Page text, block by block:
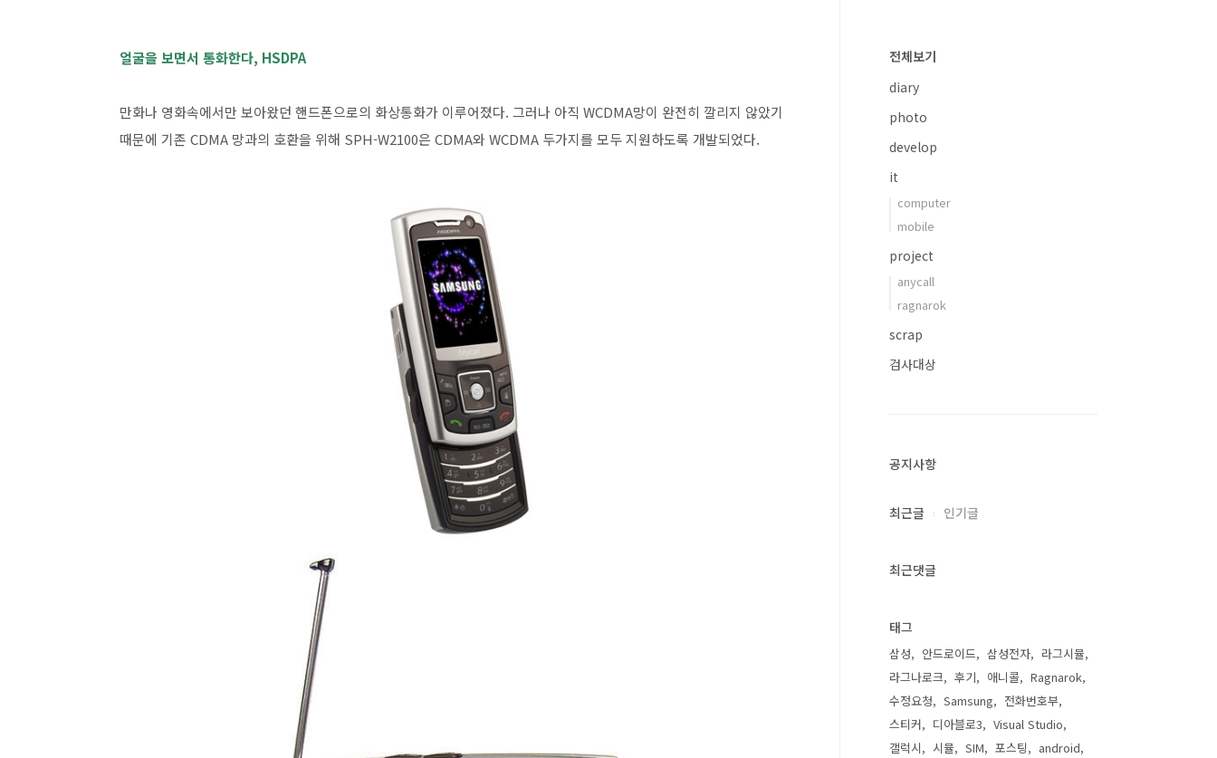
얼굴을 보면서 통화한다, HSDPA
만화나 영화속에서만 보아왔던 핸드폰으로의 화상통화가 이루어졌다. 그러나 아직 WCDMA망이 완전히 깔리지 않았기
때문에 기존 CDMA 망과의 호환을 위해 SPH-W2100은 CDMA와 WCDMA 두가지를 모두 지원하도록 개발되었다.
전체보기
diary
photo
develop
it
computer
mobile
project
anycall
ragnarok
scrap
검사대상
공지사항
최근글 인기글
최근댓글
태그
삼성 안드로이드 삼성전자
라그시뮬
라그나로크
후기 애니콜
Ragnarok
수정요청
Samsung
전화번호부
스티커
디아블로3
Visual Studio
갤럭시
시뮬 SIM 포스팅 android